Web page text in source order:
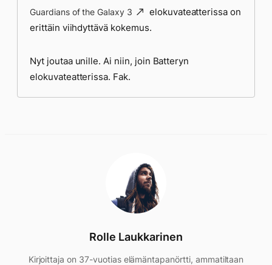
Guardians of the Galaxy 3
elokuvateatterissa on
erittäin viihdyttävä kokemus.
Nyt joutaa unille. Ai niin, join Batteryn
elokuvateatterissa. Fak.
Rolle Laukkarinen
Kirjoittaja on 37-vuotias elämäntapanörtti, ammatiltaan